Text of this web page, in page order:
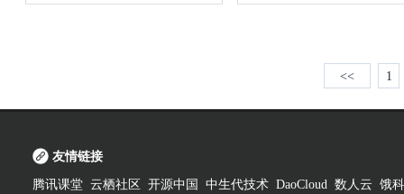
<< 1
友情链接
腾讯课堂 云栖社区 开源中国 中生代技术 DaoCloud 数人云 饿